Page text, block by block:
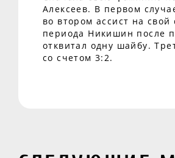
Алексеев. В первом
во втором ассист на
периода Никишин после
отквитал одну шайбу.
со счетом 3:2.